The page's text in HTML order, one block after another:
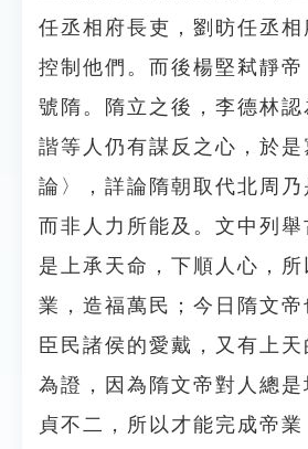
任丞相府長吏，劉昉任丞相
控制他們。而後楊堅弒靜帝
號隋。隋立之後，李德林認
諧等人仍有謀反之心，於是
論〉，詳論隋朝取代北周乃
而非人力所能及。文中列舉
是上承天命，下順人心，
業，造福萬民；今日隋文
臣民諸侯的愛戴，又有上
為證，因為隋文帝對人總是
貞不二，所以才能完成帝業